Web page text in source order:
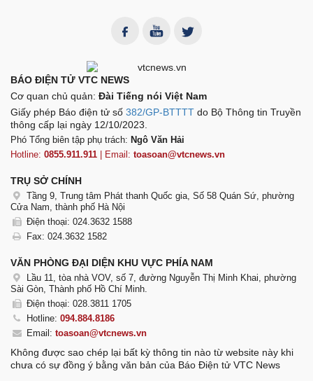
BÁO ĐIỆN TỬ VTC NEWS
Cơ quan chủ quản: Đài Tiếng nói Việt Nam
Giấy phép Báo điện tử số 382/GP-BTTTT do Bộ Thông tin Truyền
thông cấp lại ngày 12/10/2023.
Phó Tổng biên tập phụ trách: Ngô Văn Hải
Hotline: 0855.911.911 | Email: toasoan@vtcnews.vn
TRỤ SỞ CHÍNH
Tầng 9, Trung tâm Phát thanh Quốc gia, Số 58 Quán Sứ, phường
Cửa Nam, thành phố Hà Nội
Điện thoại: 024.3632 1588
Fax: 024.3632 1582
VĂN PHÒNG ĐẠI DIỆN KHU VỰC PHÍA NAM
Lầu 11, tòa nhà VOV, số 7, đường Nguyễn Thị Minh Khai, phường
Sài Gòn, Thành phố Hồ Chí Minh.
Điện thoại: 028.3811 1705
Hotline:094.884.8186
Email:toasoan@vtcnews.vn
Không được sao chép lại bất kỳ thông tin nào từ website này khi
chưa có sự đồng ý bằng văn bản của Báo Điện tử VTC News